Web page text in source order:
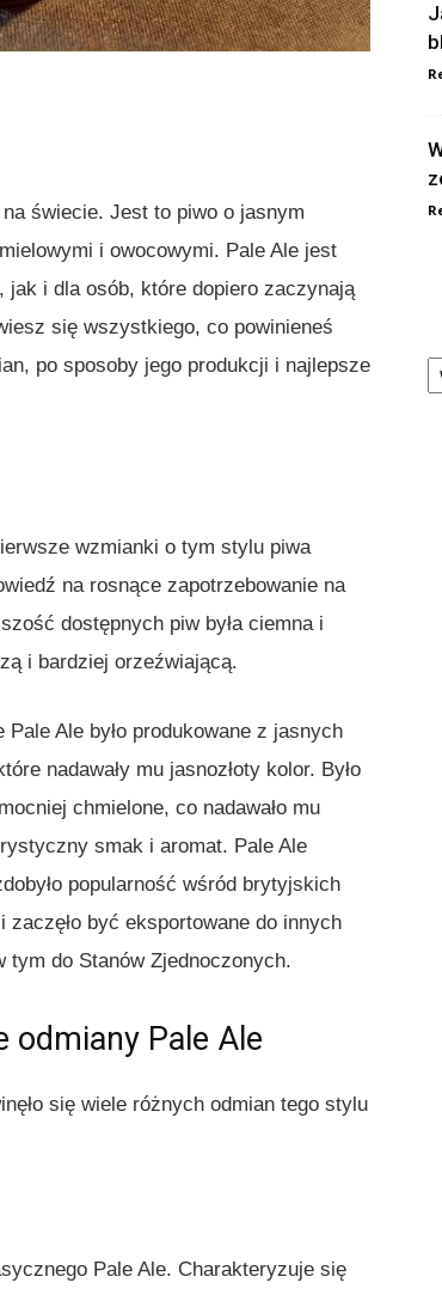
świecie. Jest to piwo o jasnym
i owocowymi. Pale Ale jest
jak i dla osób, które dopiero zaczynają
się wszystkiego, co powinieneś
po sposoby jego produkcji i najlepsze
wzmianki o tym stylu piwa
na rosnące zapotrzebowanie na
dostępnych piw była ciemna i
i bardziej orzeźwiającą.
Pale Ale było produkowane z jasnych
nadawały mu jasnozłoty kolor. Było
chmielone, co nadawało mu
smak i aromat. Pale Ale
popularność wśród brytyjskich
zaczęło być eksportowane do innych
tym do Stanów Zjednoczonych.
odmiany Pale Ale
się wiele różnych odmian tego stylu
Pale Ale. Charakteryzuje się